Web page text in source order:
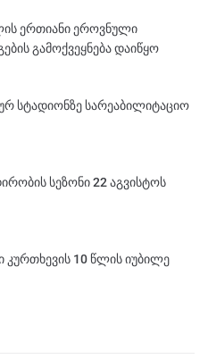
ერთიანი ეროვნული
გამოქვეყნება დაიწყო
სტადიონზე სარეაბილიტაციო
სეზონი 22 აგვისტოს
კურთხევის 10 წლის იუბილე